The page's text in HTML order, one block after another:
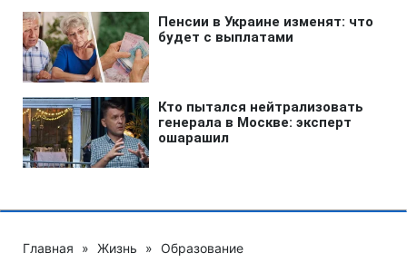
Главная » Жизнь » Образование